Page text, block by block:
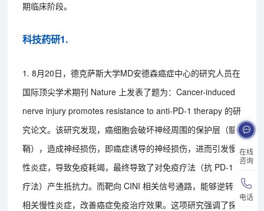
在线
咨询
电话
期临床阶段。
科技药研1.
1. 8月20日，德克萨斯大学MD安德森癌症中心的研究人员在
国际顶尖学术期刊 Nature 上发表了题为：Cancer-induced
nerve injury promotes resistance to anti-PD-1 therapy 的研
究论文。该研究发现，癌细胞会破坏神经周围的保护层（髓
鞘），造成神经损伤，即癌症诱导的神经损伤，进而引发慢
性炎症，导致免疫耗竭，最终导致了对免疫疗法（抗 PD-1
疗法）产生抵抗力。而靶向 CINI 相关信号通路，能够逆转
相关慢性炎症，改善癌症免疫治疗效果。这项研究强调了探